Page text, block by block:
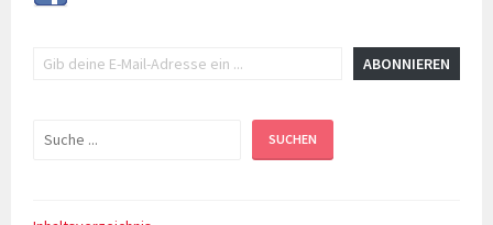
ABONNIEREN
Suchen SUCHEN